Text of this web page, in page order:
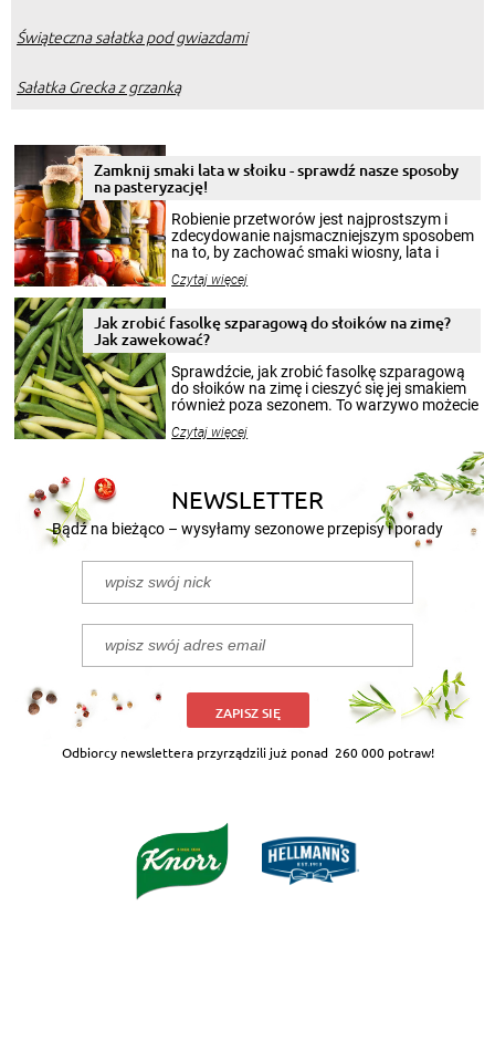
Świąteczna sałatka pod gwiazdami
Sałatka Grecka z grzanką
Zamknij smaki lata w słoiku - sprawdź nasze sposoby
na pasteryzację!
Robienie przetworów jest najprostszym i
zdecydowanie najsmaczniejszym sposobem
na to, by zachować smaki wiosny, lata i
krajobrazów, by cieszyć nimi oko w sezonie
pełni poczuć atmosferę cieplejszych
miesięcy. Przygotowanie słoików ze
smakowitą zawartością musi obejmować
patenty, które pozwolą zachować świeżość
przetworów.
Czytaj więcej
Jak zrobić fasolkę szparagową do słoików na zimę?
Jak zawekować?
Sprawdźcie, jak zrobić fasolkę szparagową
do słoików na zimę i cieszyć się jej smakiem
również poza sezonem. To warzywo możecie
nasze propozycje!
Czytaj więcej
NEWSLETTER
Bądź na bieżąco – wysyłamy sezonowe przepisy i porady
ZAPISZ SIĘ
Odbiorcy newslettera przyrządzili już ponad 260 000 potraw!